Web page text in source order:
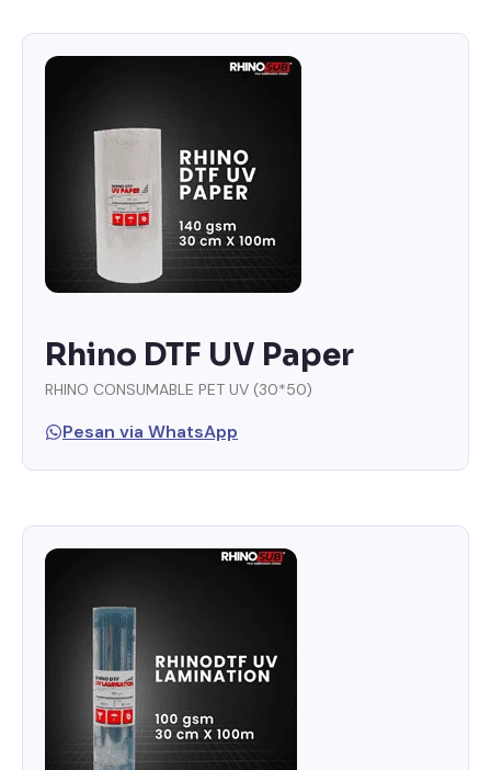
Rhino DTF UV Paper
RHINO CONSUMABLE PET UV (30*50)
Pesan via WhatsApp